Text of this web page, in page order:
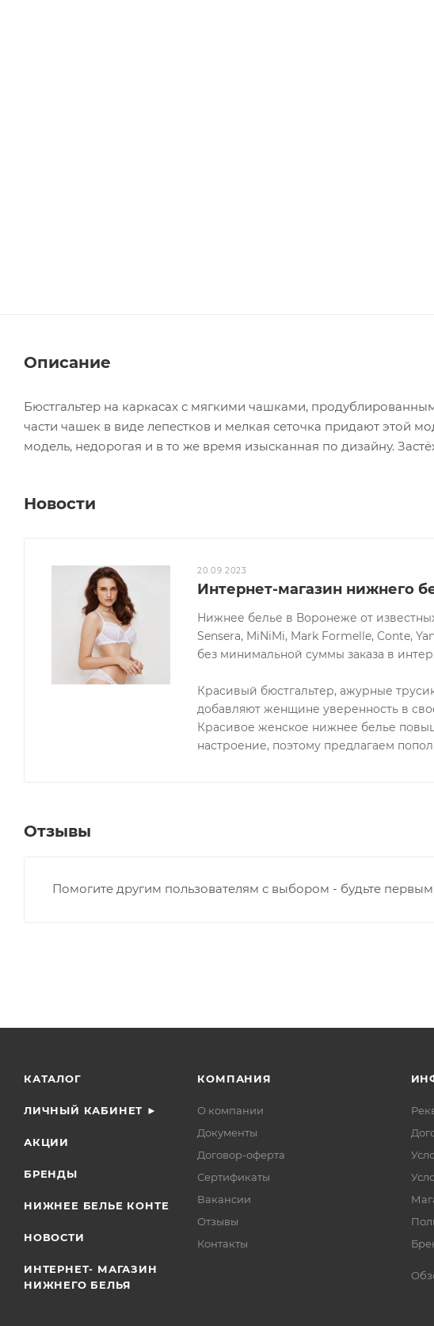
Описание
Бюстгальтер на каркасах с мягкими чашками,
части чашек в виде лепестков и мелкая сеточка придают этой
модель, недорогая и в то же время изысканная по дизайну.
Новости
20.09.2023
Интернет-магазин нижнего
Нижнее белье в Воронеже от
Sensera, MiNiMi, Mark Formelle, Conte,
без минимальной суммы заказа в
Красивый бюстгальтер, ажурные
добавляют женщине уверенность в
Красивое женское нижнее белье
настроение, поэтому предлагаем
Отзывы
Помогите другим пользователям с выбором - будьте
КАТАЛОГ
ЛИЧНЫЙ КАБИНЕТ ►
АКЦИИ
БРЕНДЫ
НИЖНЕЕ БЕЛЬЕ КОНТЕ
НОВОСТИ
ИНТЕРНЕТ- МАГАЗИН
НИЖНЕГО БЕЛЬЯ
КОМПАНИЯ
О компании
Документы
Договор-оферта
Сертификаты
Вакансии
Отзывы
Контакты